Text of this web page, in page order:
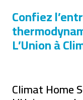
Confiez
L’Union à
Climat Home